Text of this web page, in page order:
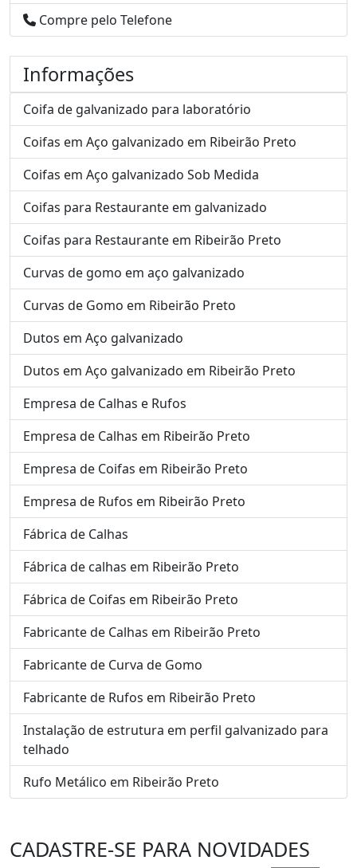
Compre pelo Telefone
Informações
Coifa de galvanizado para laboratório
Coifas em Aço galvanizado em Ribeirão Preto
Coifas em Aço galvanizado Sob Medida
Coifas para Restaurante em galvanizado
Coifas para Restaurante em Ribeirão Preto
Curvas de gomo em aço galvanizado
Curvas de Gomo em Ribeirão Preto
Dutos em Aço galvanizado
Dutos em Aço galvanizado em Ribeirão Preto
Empresa de Calhas e Rufos
Empresa de Calhas em Ribeirão Preto
Empresa de Coifas em Ribeirão Preto
Empresa de Rufos em Ribeirão Preto
Fábrica de Calhas
Fábrica de calhas em Ribeirão Preto
Fábrica de Coifas em Ribeirão Preto
Fabricante de Calhas em Ribeirão Preto
Fabricante de Curva de Gomo
Fabricante de Rufos em Ribeirão Preto
Instalação de estrutura em perfil galvanizado para
telhado
Rufo Metálico em Ribeirão Preto
CADASTRE-SE PARA NOVIDADES